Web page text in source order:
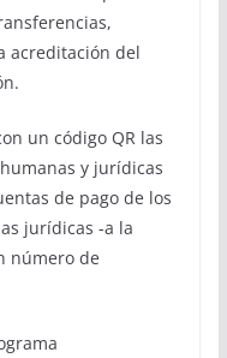
acreditación del
un código QR las
y jurídicas
de pago de los
jurídicas -a la
número de